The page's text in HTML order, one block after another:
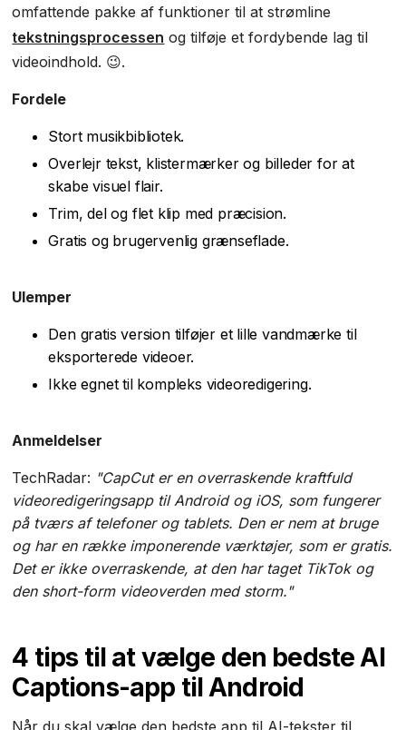
omfattende pakke af funktioner til at strømline
tekstningsprocessen og tilføje et fordybende lag til
videoindhold. 😉.
Fordele
Stort musikbibliotek.
Overlejr tekst, klistermærker og billeder for at
skabe visuel flair.
Trim, del og flet klip med præcision.
Gratis og brugervenlig grænseflade.
Ulemper
Den gratis version tilføjer et lille vandmærke til
eksporterede videoer.
Ikke egnet til kompleks videoredigering.
Anmeldelser
TechRadar: "CapCut er en overraskende kraftfuld
videoredigeringsapp til Android og iOS, som fungerer
på tværs af telefoner og tablets. Den er nem at bruge
og har en række imponerende værktøjer, som er gratis.
Det er ikke overraskende, at den har taget TikTok og
den short-form videoverden med storm."
4 tips til at vælge den bedste AI
Captions-app til Android